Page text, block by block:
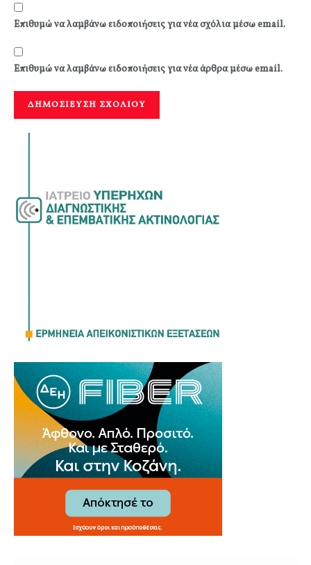
Επιθυμώ να λαμβάνω ειδοποιήσεις για νέα σχόλια μέσω email.
Επιθυμώ να λαμβάνω ειδοποιήσεις για νέα άρθρα μέσω email.